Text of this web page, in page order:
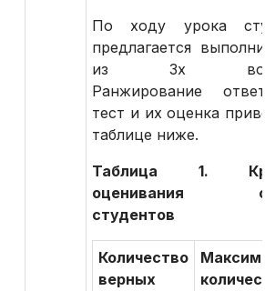
По ходу урока
предлагается
из 3х
Ранжирование
тест и их оценка
таблице ниже.
Таблица 1.
оценивания
студентов
Количество
верных